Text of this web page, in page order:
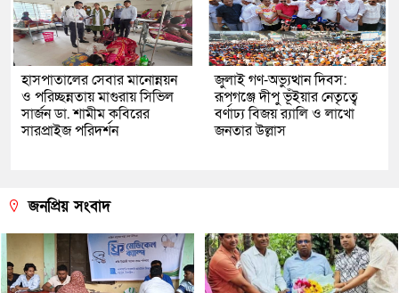
হাসপাতালের সেবার মানোন্নয়ন
ও পরিচ্ছন্নতায় মাগুরায় সিভিল
সার্জন ডা. শামীম কবিরের
সারপ্রাইজ পরিদর্শন
জুলাই গণ-অভ্যুত্থান দিবস:
রূপগঞ্জে দীপু ভূঁইয়ার নেতৃত্বে
বর্ণাঢ্য বিজয় র‌্যালি ও লাখো
জনতার উল্লাস
জনপ্রিয় সংবাদ